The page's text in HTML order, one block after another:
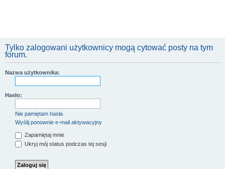
Tylko zalogowani użytkownicy mogą cytować posty na tym
forum.
Nazwa użytkownika:
Hasło:
Nie pamiętam hasła
Wyślij ponownie e-mail aktywacyjny
Zapamiętaj mnie
Ukryj mój status podczas tej sesji